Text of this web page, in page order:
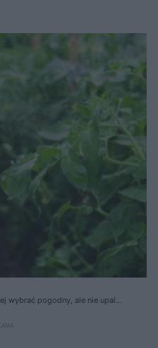
wybrać pogodny, ale nie upalny
tak aby na liściach nie